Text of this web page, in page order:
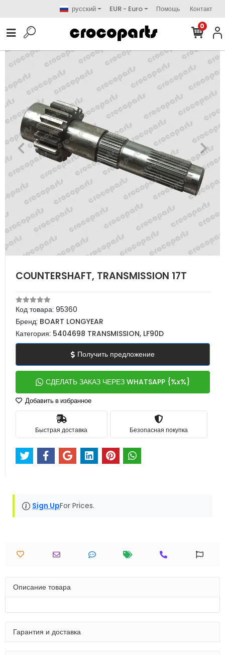
русский EUR - Euro Помощь Контакт
0
COUNTERSHAFT, TRANSMISSION 17T
Код товара: 95360
Бренд: BOART LONGYEAR
Категория: 5404698 TRANSMISSION, LF90D
Получить предложение
СДЕЛАТЬ ЗАКАЗ ЧЕРЕЗ WHATSAPP {%x%}
Добавить в избранное
Быстрая доставка Безопасная покупка
Sign UpFor Prices.
Описание товара
Гарантия и доставка